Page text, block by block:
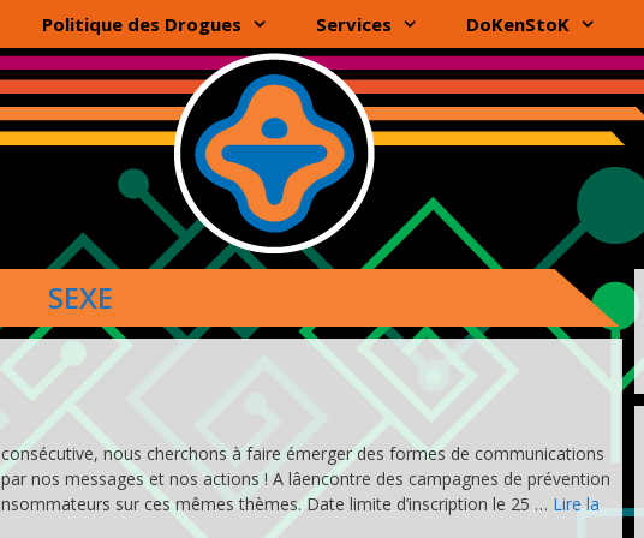
Politique des Drogues Services DoKenStoK
SEXE
nous cherchons à faire émerger des formes de communications
nos messages et nos actions ! A lâencontre des campagnes de prévention
sur ces mêmes thèmes. Date limite d’inscription le 25 … Lire la